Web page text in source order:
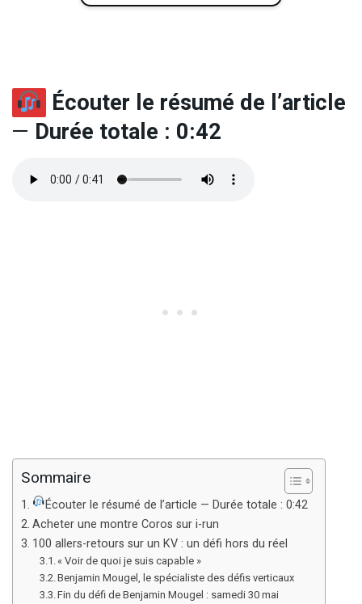
Écouter le résumé de l’article
— Durée totale : 0:42
Sommaire
Écouter le résumé de l’article — Durée totale : 0:42
Acheter une montre Coros sur i-run
100 allers-retours sur un KV : un défi hors du réel
« Voir de quoi je suis capable »
Benjamin Mougel, le spécialiste des défis verticaux
Fin du défi de Benjamin Mougel : samedi 30 mai